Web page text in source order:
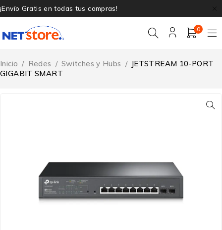
¡Envío Gratis en todas tus compras!
0
Inicio / Redes / Switches y Hubs / JETSTREAM 10-PORT
GIGABIT SMART